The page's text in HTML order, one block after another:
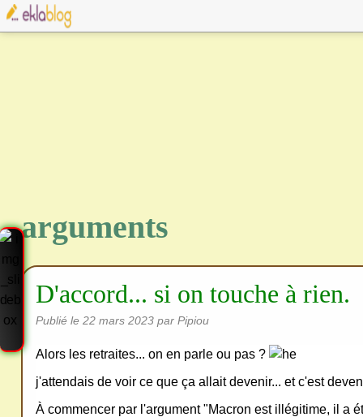
arguments
D'accord... si on touche à rien.
Publié le 22 mars 2023 par Pipiou
Alors les retraites... on en parle ou pas ?
j'attendais de voir ce que ça allait devenir... et c'est
À commencer par l'argument "Macron est illégitime, il a